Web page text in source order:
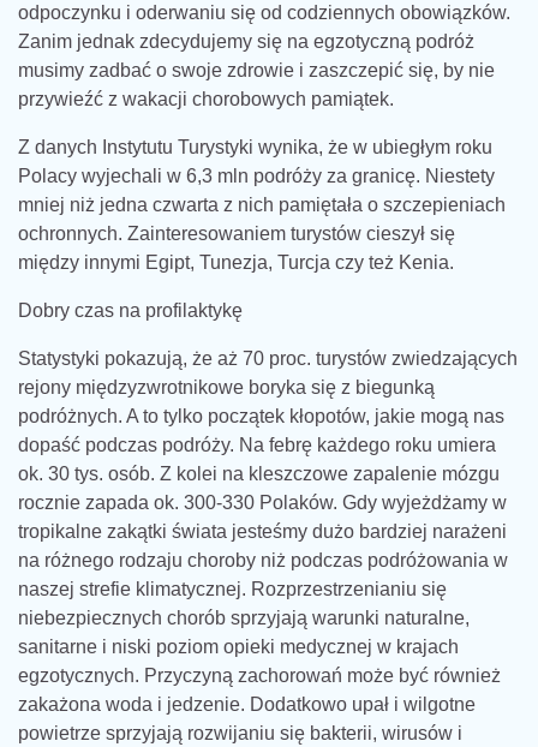
odpoczynku i oderwaniu się od codziennych obowiązków.
Zanim jednak zdecydujemy się na egzotyczną podróż
musimy zadbać o swoje zdrowie i zaszczepić się, by nie
przywieźć z wakacji chorobowych pamiątek.
Z danych Instytutu Turystyki wynika, że w ubiegłym roku
Polacy wyjechali w 6,3 mln podróży za granicę. Niestety
mniej niż jedna czwarta z nich pamiętała o szczepieniach
ochronnych. Zainteresowaniem turystów cieszył się
między innymi Egipt, Tunezja, Turcja czy też Kenia.
Dobry czas na profilaktykę
Statystyki pokazują, że aż 70 proc. turystów zwiedzających
rejony międzyzwrotnikowe boryka się z biegunką
podróżnych. A to tylko początek kłopotów, jakie mogą nas
dopaść podczas podróży. Na febrę każdego roku umiera
ok. 30 tys. osób. Z kolei na kleszczowe zapalenie mózgu
rocznie zapada ok. 300-330 Polaków. Gdy wyjeżdżamy w
tropikalne zakątki świata jesteśmy dużo bardziej narażeni
na różnego rodzaju choroby niż podczas podróżowania w
naszej strefie klimatycznej. Rozprzestrzenianiu się
niebezpiecznych chorób sprzyjają warunki naturalne,
sanitarne i niski poziom opieki medycznej w krajach
egzotycznych. Przyczyną zachorowań może być również
zakażona woda i jedzenie. Dodatkowo upał i wilgotne
powietrze sprzyjają rozwijaniu się bakterii, wirusów i